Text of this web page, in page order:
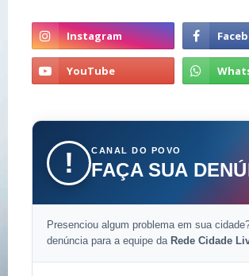
! CANAL DO POVO
FAÇA SUA
Presenciou algum problema em sua
denúncia para a equipe da Rede Cidade